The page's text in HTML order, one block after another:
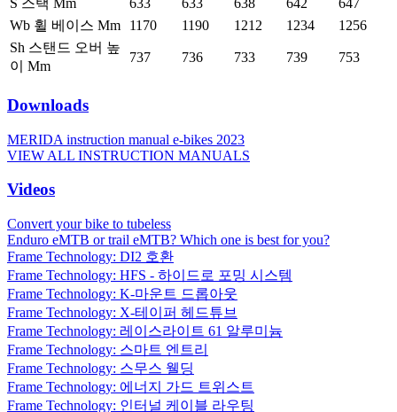
S 스택 Mm
633 633 638 642
647
Wb 휠 베이스 Mm
1170 1190 1212 1234
1256
Sh 스탠드 오버 높
이 Mm
737 736 733 739 753
Downloads
MERIDA instruction manual e-bikes 2023
VIEW ALL INSTRUCTION MANUALS
Videos
Convert your bike to tubeless
Enduro eMTB or trail eMTB? Which one is best for you?
Frame Technology: DI2 호환
Frame Technology: HFS - 하이드로 포밍 시스템
Frame Technology: K-마운트 드롭아웃
Frame Technology: X-테이퍼 헤드튜브
Frame Technology: 레이스라이트 61 알루미늄
Frame Technology: 스마트 엔트리
Frame Technology: 스무스 웰딩
Frame Technology: 에너지 가드 트위스트
Frame Technology: 인터널 케이블 라우팅